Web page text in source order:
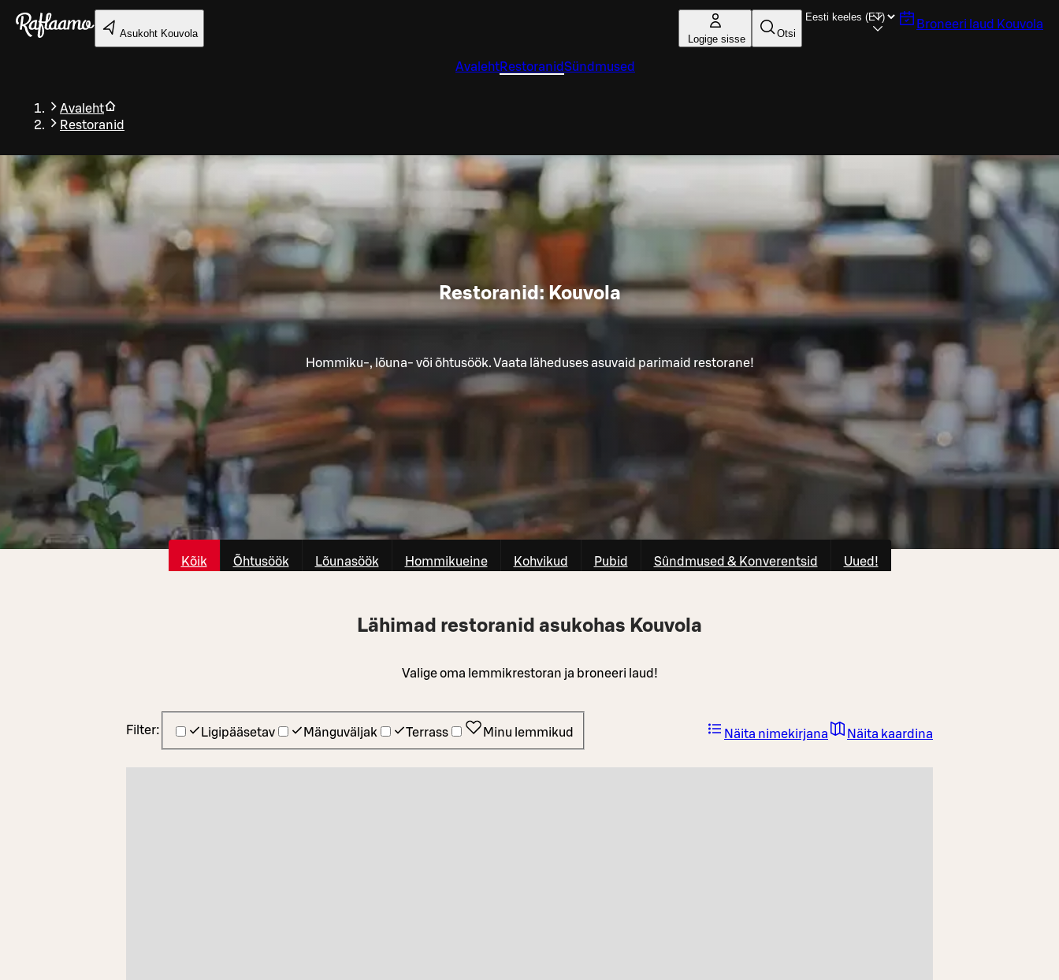
Liigu peamise sisu juurde
Asukoht Kouvola Logige sisse Otsi
Broneeri laud Kouvola
AvalehtRestoranidSündmused
Avaleht
Restoranid
Restoranid: Kouvola
Hommiku-, lõuna- või õhtusöök. Vaata läheduses asuvaid parimaid restorane!
Kõik Õhtusöök Lõunasöök Hommikueine Kohvikud Pubid Sûndmused & Konverentsid Uued!
Lähimad restoranid asukohas Kouvola
Valige oma lemmikrestoran ja broneeri laud!
Filter: Ligipääsetav Mänguväljak Terrass Minu lemmikud Näita nimekirjana Näita kaardina